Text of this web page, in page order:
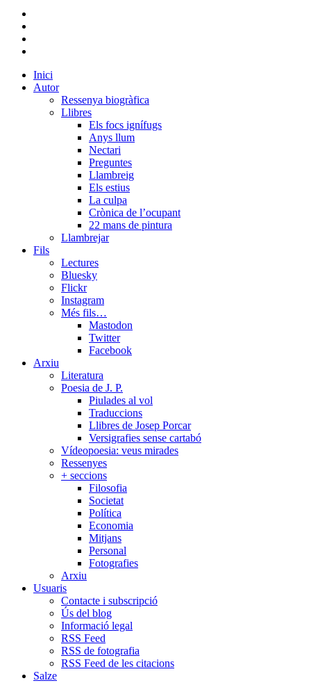
Close
Menu
Inici
Autor
Ressenya biogràfica
Llibres
Els focs ignífugs
Anys llum
Nectari
Preguntes
Llambreig
Els estius
La culpa
Crònica de l’ocupant
22 mans de pintura
Llambrejar
Fils
Lectures
Bluesky
Flickr
Instagram
Més fils…
Mastodon
Twitter
Facebook
Arxiu
Literatura
Poesia de J. P.
Piulades al vol
Traduccions
Llibres de Josep Porcar
Versigrafies sense cartabó
Vídeopoesia: veus mirades
Ressenyes
+ seccions
Filosofia
Societat
Política
Economia
Mitjans
Personal
Fotografies
Arxiu
Usuaris
Contacte i subscripció
Ús del blog
Informació legal
RSS Feed
RSS de fotografia
RSS Feed de les citacions
Salze